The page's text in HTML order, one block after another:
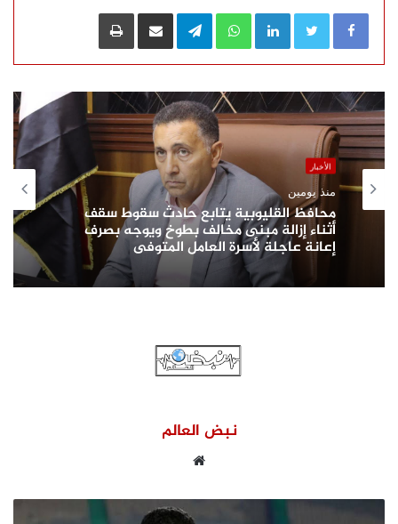
السلام…
LinkedIn
WhatsApp
Telegramمشاركة عبر البريد طباعة
الأخبار
منذ يومين
محافظ القليوبية يتابع حادث سقوط سقف
أثناء إزالة مبنى مخالف بطوخ ويوجه بصرف
إعانة عاجلة لأسرة العامل المتوفى
نبض العالم